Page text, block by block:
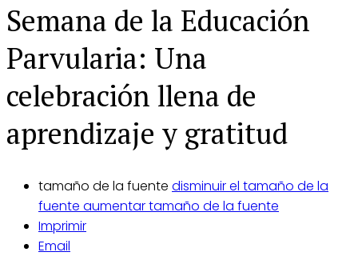
Semana de la Educación
Parvularia: Una
celebración llena de
aprendizaje y gratitud
tamaño de la fuente disminuir el tamaño de la
fuente aumentar tamaño de la fuente
Imprimir
Email